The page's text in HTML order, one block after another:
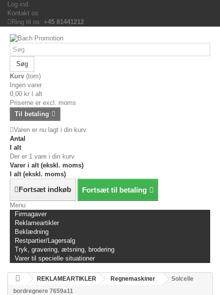
Log ind
Kontakt os
Ring til os: +45 81441212
Søg
Kurv (tom)
Ingen varer
0,00 kr
I alt
Priserne er excl. moms
Til betaling
Varen er nu lagt i din kurv
Antal
I alt
Der er 1 vare i din kurv
Varer i alt (ekskl. moms)
I alt (ekskl. moms)
Fortsæt indkøb Fortsæt til betaling
Menu
Firmagaver
Reklameartikler
Beklædning
Restpartier/Lagersalg
Tryk, gravering, ætsning, brodering
Varer til specielle situationer
REKLAMEARTIKLER Regnemaskiner
Solcelle
bordregnere 7659a11